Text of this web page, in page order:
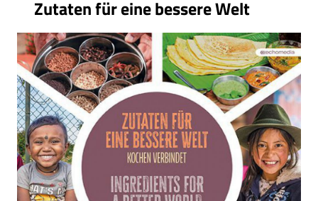
Zutaten für eine bessere Welt